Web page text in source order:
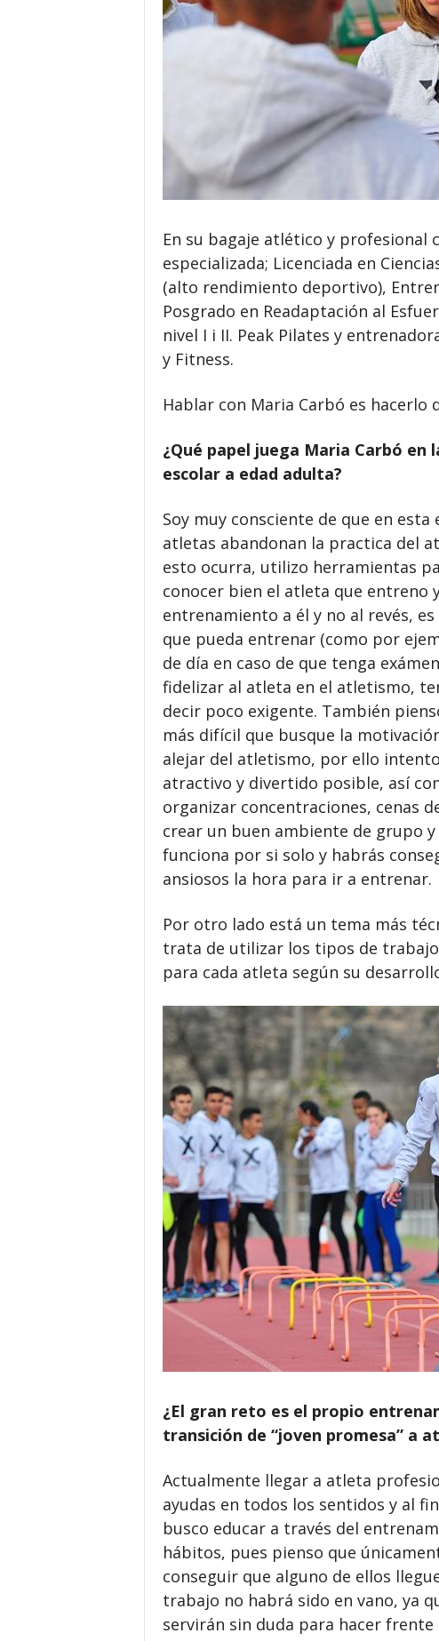
En su bagaje atlético y profesional
especializada; Licenciada en
(alto rendimiento deportivo),
Posgrado en Readaptación al
nivel I i II. Peak Pilates y
y Fitness.
Hablar con Maria Carbó es
¿Qué papel juega Maria Carbó
escolar a edad adulta?
Soy muy consciente de que en
atletas abandonan la practica del
esto ocurra, utilizo herramientas
conocer bien el atleta que entreno
entrenamiento a él y no al revés,
que pueda entrenar (como por
de día en caso de que tenga
fidelizar al atleta en el atletismo,
decir poco exigente. También
más difícil que busque la
alejar del atletismo, por ello
atractivo y divertido posible, así
organizar concentraciones, cenas
crear un buen ambiente de grupo
funciona por si solo y habrás
ansiosos la hora para ir a entrenar.
Por otro lado está un tema más
trata de utilizar los tipos de
para cada atleta según su
¿El gran reto es el propio
transición de “joven promesa” a
Actualmente llegar a atleta
ayudas en todos los sentidos y al
busco educar a través del
hábitos, pues pienso que
conseguir que alguno de ellos
trabajo no habrá sido en vano, ya
servirán sin duda para hacer frente